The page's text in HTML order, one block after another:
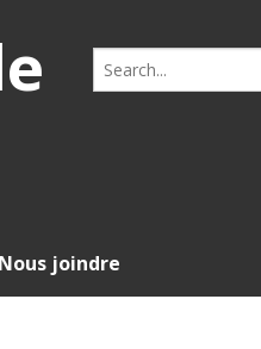
Search
for:
Nous joindre